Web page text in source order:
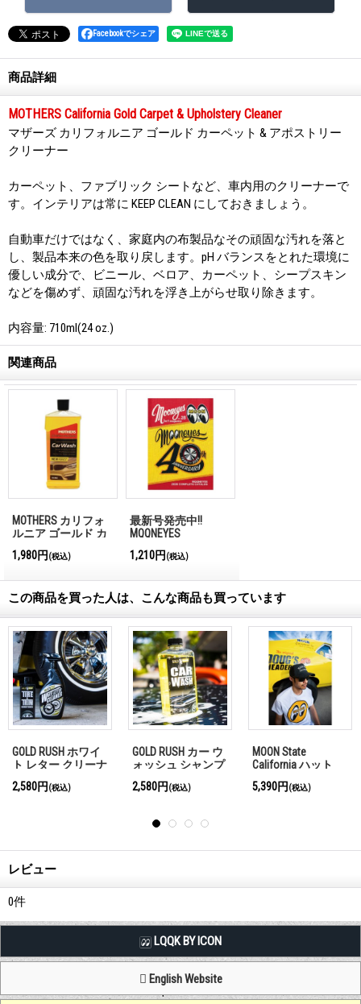
Facebookでシェア
商品詳細
MOTHERS California Gold Carpet & Upholstery Cleaner
マザーズ カリフォルニア ゴールド カーペット & アポストリー
クリーナー
カーペット、ファブリック シートなど、車内用のクリーナーで
す。インテリアは常に KEEP CLEAN にしておきましょう。
自動車だけではなく、家庭内の布製品なその頑固な汚れを落と
し、製品本来の色を取り戻します。pH バランスをとれた環境に
優しい成分で、ビニール、ベロア、カーペット、シープスキン
などを傷めず、頑固な汚れを浮き上がらせ取り除きます。
内容量: 710ml(24 oz.)
関連商品
MOTHERS カリフォ
ルニア ゴールド カ
1,980円 (税込)
最新号発売中!!
MQQNEYES
Magazine No.28 2026
1,210円 (税込)
この商品を買った人は、こんな商品も買っています
ワイド ホワイト タ
イヤ クリーナー
7,480円(税込)
GOLD RUSH ガラス
クリーナー & コー
2,980円(税込)
MOTHERS WORRY パ
ッチ
1,980円(税込)
レビュー
0件
LQQK BY ICON
English Website